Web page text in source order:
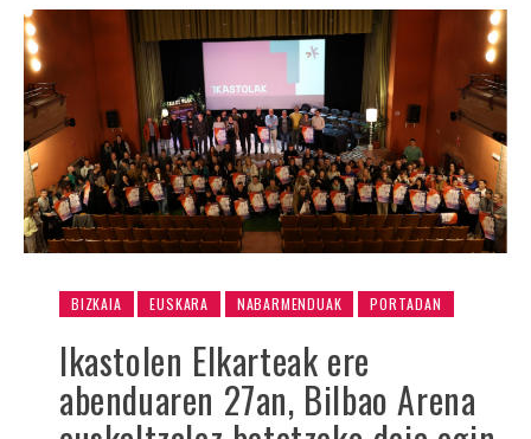
BIZKAIA EUSKARA NABARMENDUAK PORTADAN
Ikastolen Elkarteak ere
abenduaren 27an, Bilbao Arena